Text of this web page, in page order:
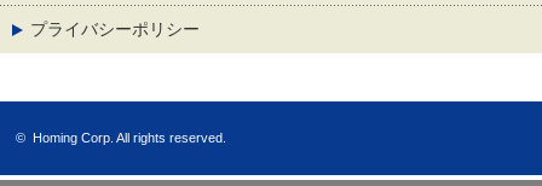
プライバシーポリシー
© Homing Corp. All rights reserved.